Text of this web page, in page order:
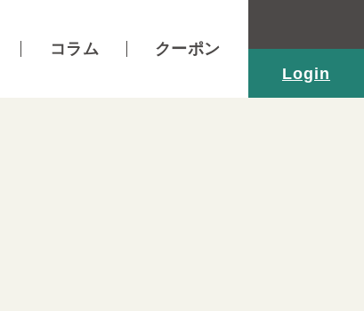
コラム
クーポン
Login